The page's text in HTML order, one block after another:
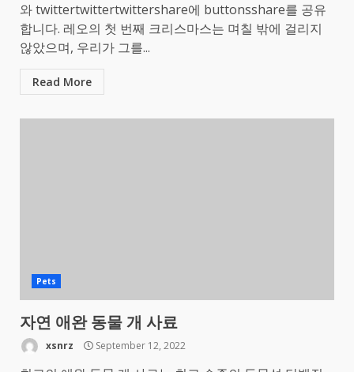
와 twittertwittertwittershare에 buttonsshare를 공유
합니다. 레오의 첫 번째 크리스마스는 며칠 밖에 걸리지
않았으며, 우리가 그를...
Read More
Pets
자연 애완 동물 개 사료
xsnrz September 12, 2022